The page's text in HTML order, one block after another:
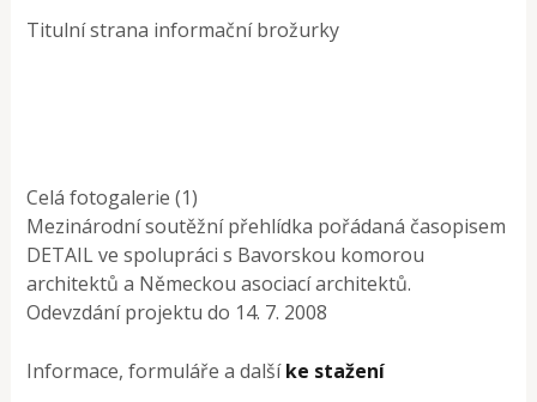
Titulní strana informační brožurky
Celá fotogalerie (1)
Mezinárodní soutěžní přehlídka pořádaná časopisem
DETAIL ve spolupráci s Bavorskou komorou
architektů a Německou asociací architektů.
Odevzdání projektu do 14. 7. 2008
Informace, formuláře a dalšíke stažení